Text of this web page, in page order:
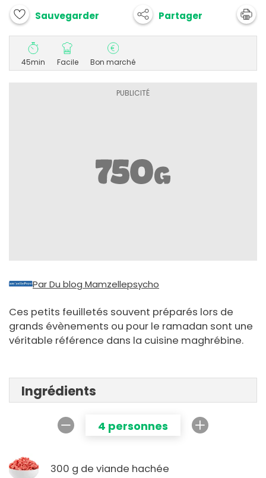
Sauvegarder Partager
45min Facile Bon marché
Par Du blog Mamzellepsycho
Ces petits feuilletés souvent préparés lors de
grands évènements ou pour le ramadan sont une
véritable référence dans la cuisine maghrébine.
Ingrédients
4 personnes
300 g de viande hachée